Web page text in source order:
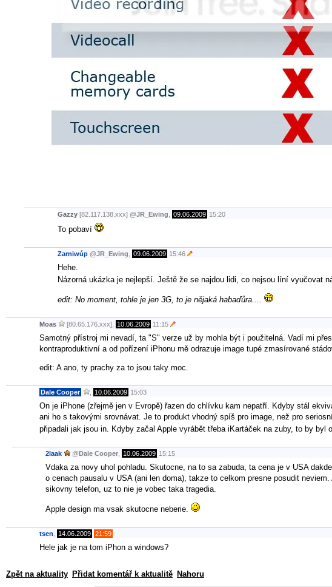
Gazzy [82.117.138.xxx] @JR_Ewing 09.06.2009 15:20
To pobaví
Zarniwúp @JR_Ewing 09.06.2009 15:46
Hehe.
Názorná ukázka je nejlepší. Ještě že se najdou lidi, co nejsou líní vyučovat
edit: No moment, tohle je jen 3G, to je nějaká habaďůra....
Moas [80.65.176.xxx], 10.06.2009 11:15
Samotný přístroj mi nevadí, ta "S" verze už by mohla být i použitelná. Vadí mi
kontraproduktivní a od pořízení iPhonu mě odrazuje image tupé zmasírované
edit: A ano, ty prachy za to jsou taky moc.
Dale Cooper 10.06.2009 15:03
On je iPhone (zřejmě jen v Evropě) řazen do chlívku kam nepatří. Kdyby stál
ani ho s takovými srovnávat. Je to produkt vhodný spíš pro image, než pro
připadali jak jsou in. Kdyby začal Apple vyrábět třeba iKartáček na zuby, to by byl
2laak @Dale Cooper 10.06.2009 15:15
Vdaka za novy uhol pohladu. Skutocne, na to sa zabuda, ta cena je v USA
o cenach pausalu v USA (ani len doma), takze to celkom presne posudit
sikovny telefon, uz to nie je vobec taka tragedia.
Apple design ma vsak skutocne neberie.
tsen 14.06.2009 21:59
Hele jak je na tom iPhon a windows?
Zpět na aktuality Přidat komentář k aktualitě Nahoru